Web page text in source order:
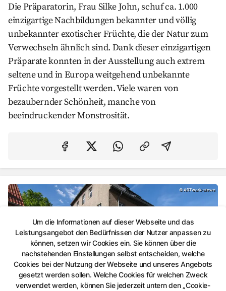
Um die Informationen auf dieser Webseite und das
Leistungsangebot den Bedürfnissen der Nutzer anpassen zu
können, setzen wir Cookies ein. Sie können über die
nachstehenden Einstellungen selbst entscheiden, welche
Cookies bei der Nutzung der Webseite und unseres Angebots
gesetzt werden sollen. Welche Cookies für welchen Zweck
verwendet werden, können Sie jederzeit untern den „Cookie-
Die Präparatorin, Frau Silke John, schuf ca. 1.000
einzigartige Nachbildungen bekannter und völlig
unbekannter exotischer Früchte, die der Natur zum
Verwechseln ähnlich sind. Dank dieser einzigartigen
Präparate konnten in der Ausstellung auch extrem
seltene und in Europa weitgehend unbekannte
Früchte vorgestellt werden. Viele waren von
bezaubernder Schönheit, manche von
beeindruckender Monstrosität.
Museum für Naturkunde, Die Natur erleben und
©ARTwork-stewe
Die Natur erleben und verstehen